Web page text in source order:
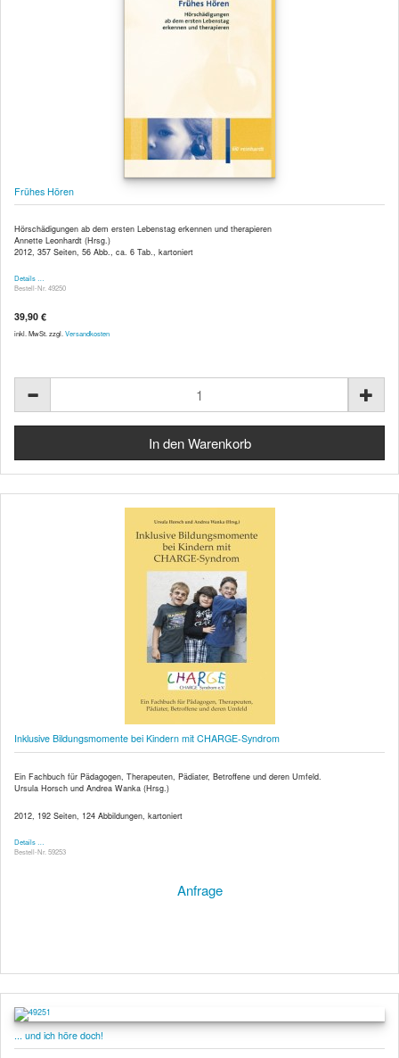
Frühes Hören
Hörschädigungen ab dem ersten Lebenstag erkennen und therapieren
Annette Leonhardt (Hrsg.)
2012, 357 Seiten, 56 Abb., ca. 6 Tab., kartoniert
Details …
Bestell-Nr. 49250
39,90 €
inkl. MwSt. zzgl. Versandkosten
Inklusive Bildungsmomente bei Kindern mit CHARGE-Syndrom
Ein Fachbuch für Pädagogen, Therapeuten, Pädiater, Betroffene und deren Umfeld.
Ursula Horsch und Andrea Wanka (Hrsg.)
2012, 192 Seiten, 124 Abbildungen, kartoniert
Details …
Bestell-Nr. 59253
Anfrage
... und ich höre doch!